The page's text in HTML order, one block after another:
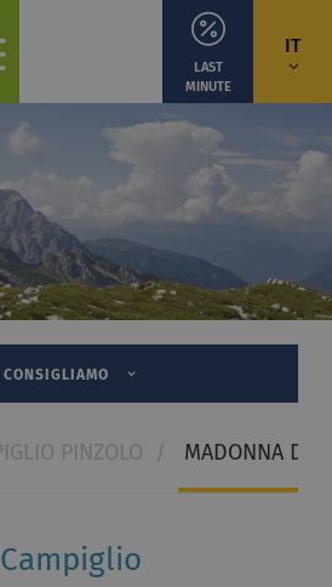
IT
LAST
MINUTE
PINZOLO / MADONNA DI